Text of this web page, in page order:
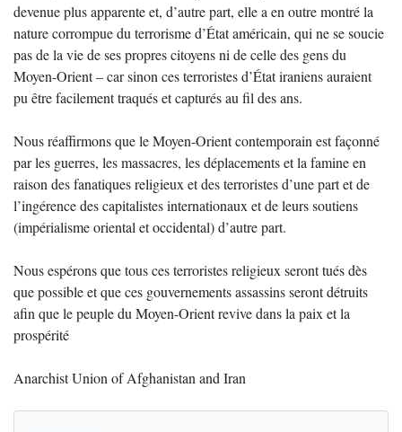
devenue plus apparente et, d’autre part, elle a en outre montré la
nature corrompue du terrorisme d’État américain, qui ne se soucie
pas de la vie de ses propres citoyens ni de celle des gens du
Moyen-Orient – car sinon ces terroristes d’État iraniens auraient
pu être facilement traqués et capturés au fil des ans.
Nous réaffirmons que le Moyen-Orient contemporain est façonné
par les guerres, les massacres, les déplacements et la famine en
raison des fanatiques religieux et des terroristes d’une part et de
l’ingérence des capitalistes internationaux et de leurs soutiens
(impérialisme oriental et occidental) d’autre part.
Nous espérons que tous ces terroristes religieux seront tués dès
que possible et que ces gouvernements assassins seront détruits
afin que le peuple du Moyen-Orient revive dans la paix et la
prospérité
Anarchist Union of Afghanistan and Iran